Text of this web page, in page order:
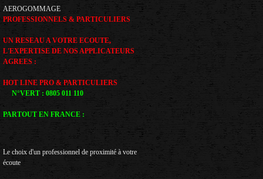
AEROGOMMAGE
PROFESSIONNELS & PARTICULIERS
UN RESEAU A VOTRE ECOUTE,
L'EXPERTISE DE NOS APPLICATEURS
AGREES :
HOT LINE PRO & PARTICULIERS
N°VERT : 0805 011 110
PARTOUT EN FRANCE :
Le choix d'un professionnel de proximité à votre
écoute